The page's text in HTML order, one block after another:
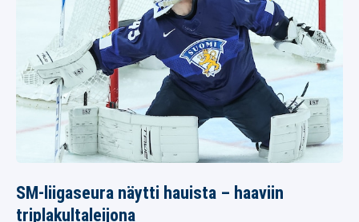
SM-liigaseura näytti hauista – haaviin
triplakultaleijona